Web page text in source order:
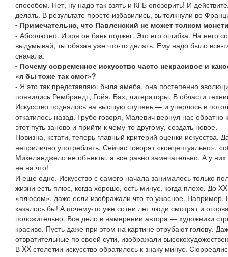
способом. Нет, ну надо так взять и КГБ опозорить! И
делать. В результате просто избавились, вытолкнули во
- Примечательно, что Павленский не может толком
- Абсолютно. И зря он банк поджег. Это его ошибка. На него
выдумывай, ты обязан уже что-то делать. Ему надо было все-
сначала.
- Почему современное искусство часто некрасивое и
«я бы тоже так смог»?
- Я это так представляю: была амеба, она постепенно
появились Рембрандт, Гойя, Бах, литераторы. В области
Искусство поднялось на высшую ступень — и уперлось в
откатилось назад. Грубо говоря, Малевич вернул нас
этот путь заново и прийти к чему-то другому, создать новое.
Новизна, кстати, теперь главный критерий оценки искусства.
неприлично употреблять. Сейчас говорят «концептуально»,
Микеланджело не объекты, а все равно замечательно. А у
не на что!
И еще одно. Искусство с самого начала занималось только
жизни есть плюс, когда хорошо, есть минус, когда плохо. До
«плюсом», даже если изображали что-то ужасное. Например,
казалось бы! А почему-то уже сотни лет люди смотрят и
положительно. Все дело в намерении автора — художники
красиво. Пусть даже при этом на картине отрубают голову.
отвратительные по своей сути, изображали
В XX столетии искусство обратилось к знаку минус.